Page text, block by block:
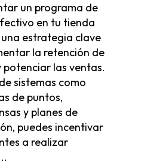
un programa de
en tu tienda
una estrategia clave
la retención de
potenciar las ventas.
sistemas como
de puntos,
y planes de
puedes incentivar
a realizar